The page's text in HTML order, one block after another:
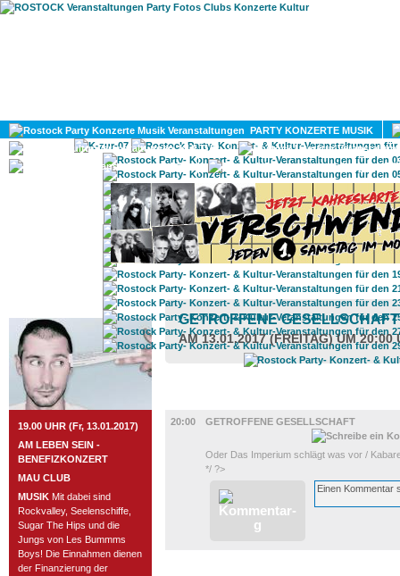
PARTY KONZERTE MUSIK
KULTUR
GAY
ROSTOCK TAGESTIPP
19.00 UHR (Fr, 13.01.2017)
AM LEBEN SEIN -
BENEFIZKONZERT
MAU CLUB
MUSIK Mit dabei sind
Rockvalley, Seelenschiffe,
Sugar The Hips und die
Jungs von Les Bummms
Boys! Die Einnahmen dienen
der Finanzierung der
GETROFFENE
AM 13.01.2017 (FREITAG) UM 20:00
20:00
GETROFFENE GESELLSCHAFT
Oder Das Imperium schlägt was vor /
*/ ?>